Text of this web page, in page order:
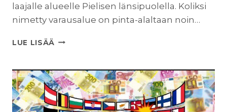
laajalle alueelle Pielisen länsipuolella. Koliksi
nimetty varausalue on pinta-alaltaan noin…
LUE LISÄÄ KANSALLISAARRETTAMME